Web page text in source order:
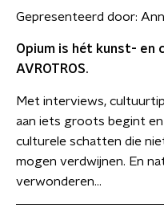
Gepresenteerd door:
Opium is hét kunst- en
AVROTROS.
Met interviews,
aan iets groots begint
culturele schatten die
mogen verdwijnen. En
verwonderen...